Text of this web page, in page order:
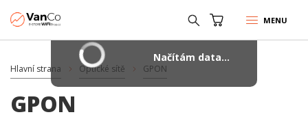
MENU
Hlavní strana Optické sítě GPON
GPON
Načítám data...